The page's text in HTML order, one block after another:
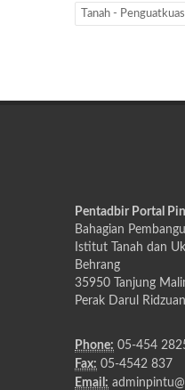
Tanah -
Pentadbir Portal
Bahagian
Istitut Tanah dan
Behrang
35950 Tanjung
Perak Darul
Phone: 05-454
Fax: 05-4542 837
Email: